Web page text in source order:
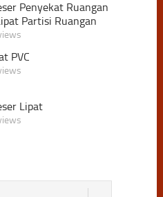
Penyekat Ruangan
Partisi Ruangan
PVC
Lipat